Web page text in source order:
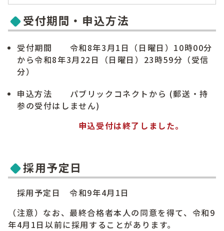
受付期間・申込方法
受付期間 令和8年3月1日（日曜日）10時00分
から令和8年3月22日（日曜日）23時59分（受信
分）
申込方法 パブリックコネクトから (郵送・持
参の受付はしません)
申込受付は終了しました。
採用予定日
採用予定日 令和9年4月1日
（注意）なお、最終合格者本人の同意を得て、令和9
年4月1日以前に採用することがあります。